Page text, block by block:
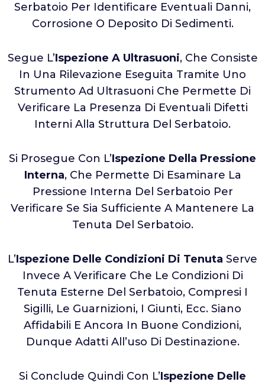
Serbatoio Per Identificare Eventuali Danni,
Corrosione O Deposito Di Sedimenti.
Segue L’Ispezione A Ultrasuoni, Che Consiste
In Una Rilevazione Eseguita Tramite Uno
Strumento Ad Ultrasuoni Che Permette Di
Verificare La Presenza Di Eventuali Difetti
Interni Alla Struttura Del Serbatoio.
Si Prosegue Con L’Ispezione Della Pressione
Interna, Che Permette Di Esaminare La
Pressione Interna Del Serbatoio Per
Verificare Se Sia Sufficiente A Mantenere La
Tenuta Del Serbatoio.
L’Ispezione Delle Condizioni Di Tenuta Serve
Invece A Verificare Che Le Condizioni Di
Tenuta Esterne Del Serbatoio, Compresi I
Sigilli, Le Guarnizioni, I Giunti, Ecc. Siano
Affidabili E Ancora In Buone Condizioni,
Dunque Adatti All’uso Di Destinazione.
Si Conclude Quindi Con L’Ispezione Delle